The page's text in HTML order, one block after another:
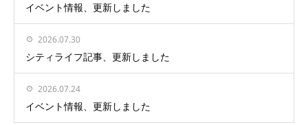
イベント情報、更新しました
2026.07.30
シティライフ記事、更新しました
2026.07.24
イベント情報、更新しました